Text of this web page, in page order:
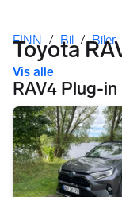
Her er du
FINN / Bil / Biler
Toyota
Vis alle
RAV4 Plug-